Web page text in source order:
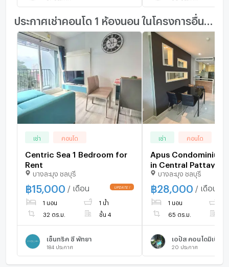
เช่า คอนโด
Centric Sea 1 Bedroom for
Rent
บางละมุง ชลบุรี
฿15,000 / เดือน
1 นอน 1 น้ำ
32 ตร.ม. ชั้น 4
เซ็นทริค ซี พัทยา
184 ประกาศ
เช่า คอนโด
Apus Condominium
in Central Pattaya
บางละมุง ชลบุรี
฿28,000 / เดือน
1 นอน
65 ตร.ม.
เอปัส คอนโดมิเนียม
20 ประกาศ